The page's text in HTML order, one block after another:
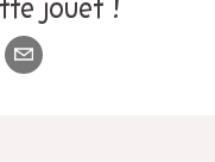
jouet !